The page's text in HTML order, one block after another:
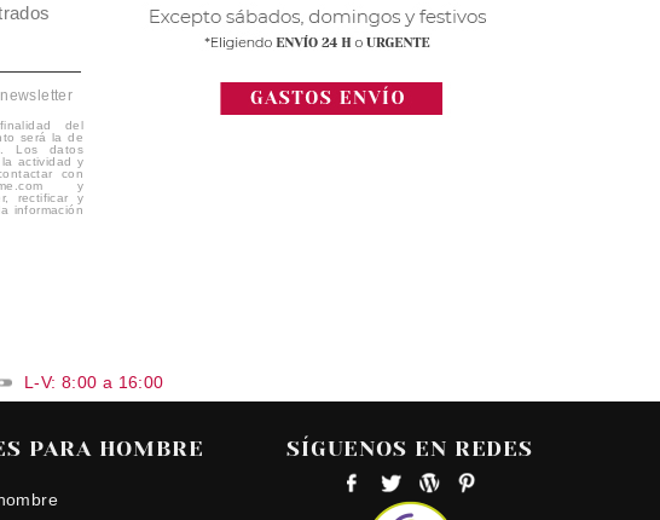
del
será la de
Los datos
actividad y
con
y
rectificar y
información
L-V: 8:00 a 16:00
PARA HOMBRE SÍGUENOS EN REDES